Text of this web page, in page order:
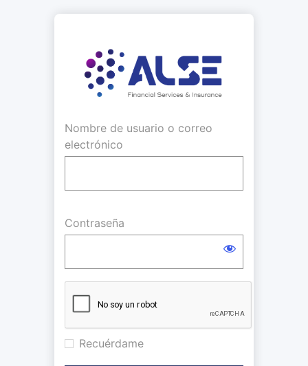
Acceder
Nombre de usuario o correo
electrónico
Contraseña
Recuérdame